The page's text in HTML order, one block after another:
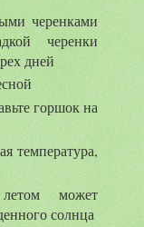
черенками
черенки
дней
горшок на
температура,
может
солнца